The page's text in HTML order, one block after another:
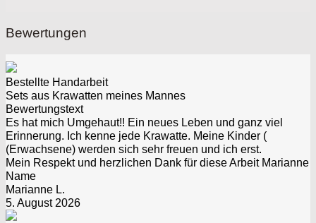
Bewertungen
Bestellte Handarbeit
Sets aus Krawatten meines Mannes
Bewertungstext
Es hat mich Umgehaut!! Ein neues Leben und ganz viel
Erinnerung. Ich kenne jede Krawatte. Meine Kinder (
(Erwachsene) werden sich sehr freuen und ich erst.
Mein Respekt und herzlichen Dank für diese Arbeit Marianne
Name
Marianne L.
5. August 2026